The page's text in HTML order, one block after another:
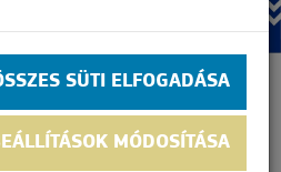
SÜTI ELFOGADÁSA
MÓDOSÍTÁSA